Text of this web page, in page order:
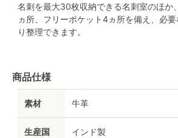
名刺を最大30枚収納できる名刺室のほか
ヵ所、フリーポケット4ヵ所を備え、必
り整理できます。
商品仕様
素材 牛革
生産国 インド製